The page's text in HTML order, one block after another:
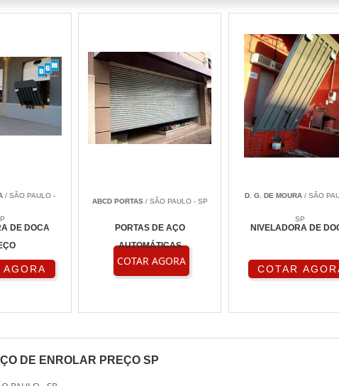
/ SÃO PAULO -
DE DOCA
ABCD PORTAS/ SÃO PAULO - SP
PORTAS DE AÇO
AUTOMÁTICAS
COTAR AGORA
D. G. DE MOURA/ SÃO
SP
NIVELADORA DE
COTAR
DE ENROLAR PREÇO SP